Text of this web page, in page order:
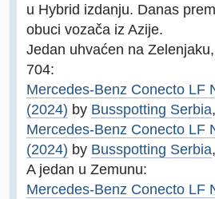
u Hybrid izdanju. Danas
obuci vozača iz Azije.
Jedan uhvaćen na
704:
Mercedes-Benz Conecto LF
(2024) by Busspotting Serbia
Mercedes-Benz Conecto LF
(2024) by Busspotting Serbia
A jedan u Zemunu:
Mercedes-Benz Conecto LF